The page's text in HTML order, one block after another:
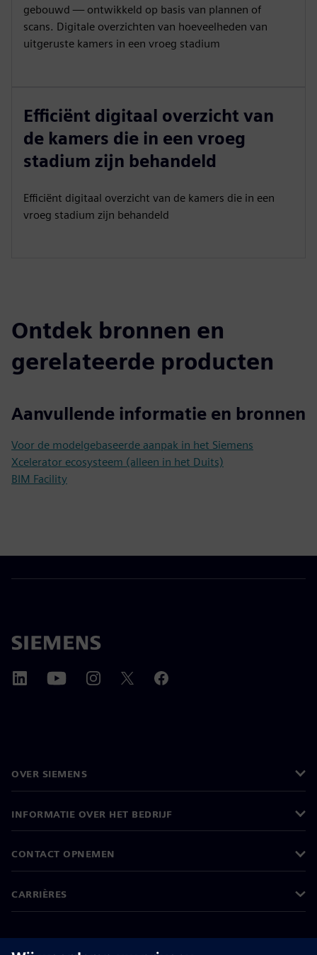
gebouwd — ontwikkeld op basis van plannen of
scans. Digitale overzichten van hoeveelheden van
uitgeruste kamers in een vroeg stadium
Efficiënt digitaal overzicht van
de kamers die in een vroeg
stadium zijn behandeld
Efficiënt digitaal overzicht van de kamers die in een
vroeg stadium zijn behandeld
Ontdek bronnen en
gerelateerde producten
Aanvullende informatie en bronnen
Voor de modelgebaseerde aanpak in het Siemens
Xcelerator ecosysteem (alleen in het Duits)
BIM Facility
OVER SIEMENS
INFORMATIE OVER HET BEDRIJF
CONTACT OPNEMEN
CARRIÈRES